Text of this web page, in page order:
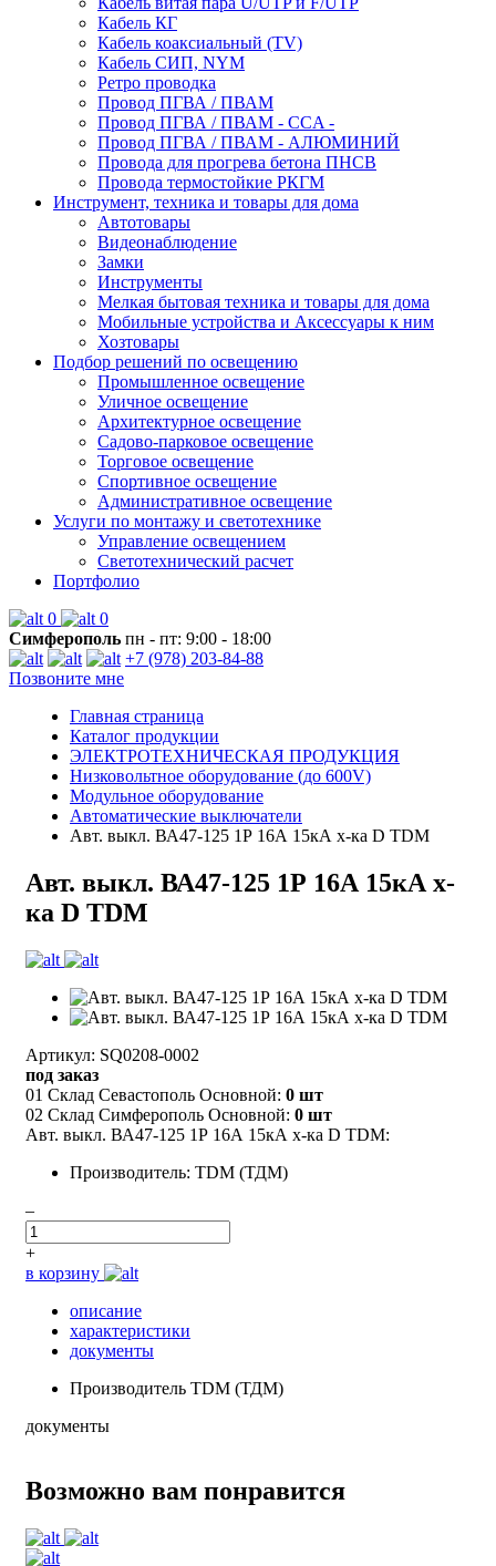
Кабель КГ
Кабель коаксиальный (TV)
Кабель СИП, NYM
Ретро проводка
Провод ПГВА / ПВАМ
Провод ПГВА / ПВАМ - CCA -
Провод ПГВА / ПВАМ - АЛЮМИНИЙ
Провода для прогрева бетона ПНСВ
Провода термостойкие РКГМ
Инструмент, техника и товары для дома
Автотовары
Видеонаблюдение
Замки
Инструменты
Мелкая бытовая техника и товары для дома
Мобильные устройства и Аксессуары к ним
Хозтовары
Подбор решений по освещению
Промышленное освещение
Уличное освещение
Архитектурное освещение
Садово-парковое освещение
Торговое освещение
Спортивное освещение
Административное освещение
Услуги по монтажу и светотехнике
Управление освещением
Светотехнический расчет
Портфолио
0
0
Симферополь пн - пт: 9:00 - 18:00
+7 (978) 203-84-88
Позвоните мне
Главная страница
Каталог продукции
ЭЛЕКТРОТЕХНИЧЕСКАЯ ПРОДУКЦИЯ
Низковольтное оборудование (до 600V)
Модульное оборудование
Автоматические выключатели
Авт. выкл. ВА47-125 1Р 16А 15кА х-ка D TDM
Авт. выкл. ВА47-125 1Р 16А 15кА х-
ка D TDM
Артикул: SQ0208-0002
под заказ
01 Склад Севастополь Основной: 0 шт
02 Склад Симферополь Основной: 0 шт
Авт. выкл. ВА47-125 1Р 16А 15кА х-ка D TDM:
Производитель: TDM (ТДМ)
–
+
в корзину
описание
характеристики
документы
Производитель TDM (ТДМ)
документы
Возможно вам понравится